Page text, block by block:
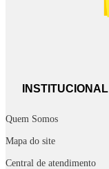
INSTITUCIONAL
Quem Somos
Mapa do site
Central de atendimento